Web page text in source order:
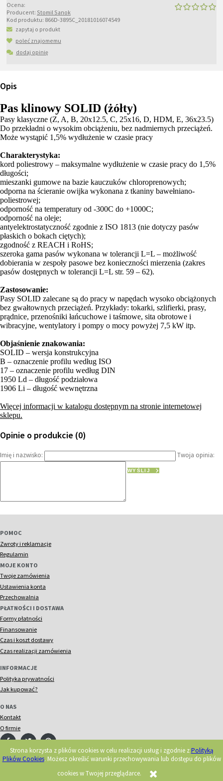
Strona korzysta z plików cookies w celu realizacji usług i zgodnie zPolityką
Plików Cookies. Możesz określić warunki przechowywania lub dostępu do plików
cookies w Twojej przeglądarce.
Ocena:
Producent: Stomil Sanok
Kod produktu: 866D-3895C_20181016074549
zapytaj o produkt
poleć znajomemu
dodaj opinię
Opis
Pas klinowy SOLID (żółty)
Pasy klasyczne (Z, A, B, 20x12.5, C, 25x16, D, HDM, E, 36x23.5)
Do przekładni o wysokim obciążeniu, bez nadmiernych przeciążeń.
Może wystąpić 1,5% wydłużenie w czasie pracy
Charakterystyka:
kord poliestrowy – maksymalne wydłużenie w czasie pracy do 1,5%
długości;
mieszanki gumowe na bazie kauczuków chloroprenowych;
odporna na ścieranie owijka wykonana z tkaniny bawełniano-
poliestrowej;
odporność na temperatury od -300C do +1000C;
odporność na oleje;
antyelektrostatyczność zgodnie z ISO 1813 (nie dotyczy pasów
płaskich o bokach ciętych);
zgodność z REACH i RoHS;
szeroka gama pasów wykonana w tolerancji L=L – możliwość
dobierania w zespoły pasowe bez konieczności mierzenia (zakres
pasów dostępnych w tolerancji L=L str. 59 – 62).
Zastosowanie:
Pasy SOLID zalecane są do pracy w napędach wysoko obciążonych
bez gwałtownych przeciążeń. Przykłady: tokarki, szlifierki, prasy,
prądnice, przenośniki łańcuchowe i taśmowe, sita obrotowe i
wibracyjne, wentylatory i pompy o mocy powyżej 7,5 kW itp.
Objaśnienie znakowania:
SOLID – wersja konstrukcyjna
B – oznaczenie profilu według ISO
17 – oznaczenie profilu według DIN
1950 Ld – długość podziałowa
1906 Li – długość wewnętrzna
Więcej informacji w katalogu dostępnym na stronie internetowej
sklepu.
Opinie o produkcie (0)
Imię i nazwisko: Twoja opinia:
WYŚLIJ
POMOC
Zwroty i reklamacje
Regulamin
MOJE KONTO
Twoje zamówienia
Ustawienia konta
Przechowalnia
PŁATNOŚCI I DOSTAWA
Formy płatności
Finansowanie
Czas i koszt dostawy
Czas realizacji zamówienia
INFORMACJE
Polityka prywatności
Jak kupować?
O NAS
Kontakt
O firmie
© 2018 Acorn. Wszelkie prawa zastrzeżone.